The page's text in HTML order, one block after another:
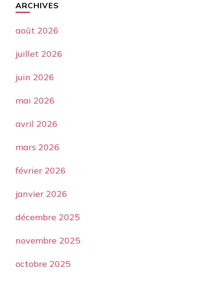
ARCHIVES
août 2026
juillet 2026
juin 2026
mai 2026
avril 2026
mars 2026
février 2026
janvier 2026
décembre 2025
novembre 2025
octobre 2025